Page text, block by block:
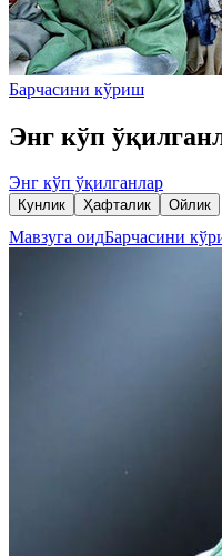
Барчасини кўриш
Энг кўп
Энг кўп ўқилганлар
Кунлик Ҳафталик Ойлик
Мавзуга оидБарчасини